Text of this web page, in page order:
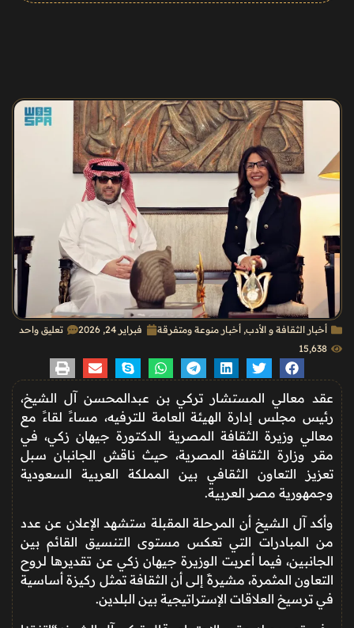
أخبار الثقافة و الأدب, أخبار منوعة ومتفرقة فبراير 24, 2026
تعليق واحد
15٬638
عقد معالي المستشار تركي بن عبدالمحسن آل الشيخ،
رئيس مجلس إدارة الهيئة العامة للترفيه، مساءً لقاءً مع
معالي وزيرة الثقافة المصرية الدكتورة جيهان زكي، في
مقر وزارة الثقافة المصرية، حيث ناقش الجانبان سبل
تعزيز التعاون الثقافي بين المملكة العربية السعودية
وجمهورية مصر العربية.
وأكد آل الشيخ أن المرحلة المقبلة ستشهد الإعلان عن عدد
من المبادرات التي تعكس مستوى التنسيق القائم بين
الجانبين، فيما أعربت الوزيرة جيهان زكي عن تقديرها لروح
التعاون المثمرة، مشيرةً إلى أن الثقافة تمثل ركيزة أساسية
في ترسيخ العلاقات الإستراتيجية بين البلدين.